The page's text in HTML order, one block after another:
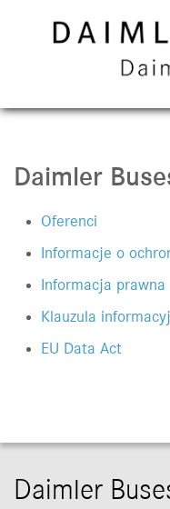
Daimler
Oferenci
Informacje o
Informacja prawna
Klauzula
EU Data Act
Daimler